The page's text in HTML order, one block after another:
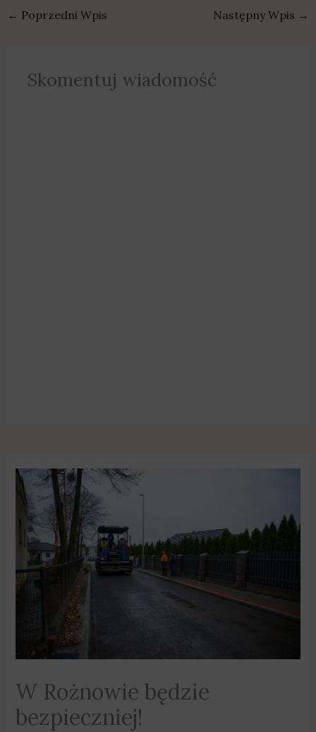
← Poprzedni Wpis Następny Wpis →
Skomentuj wiadomość
W Rożnowie będzie
bezpieczniej!